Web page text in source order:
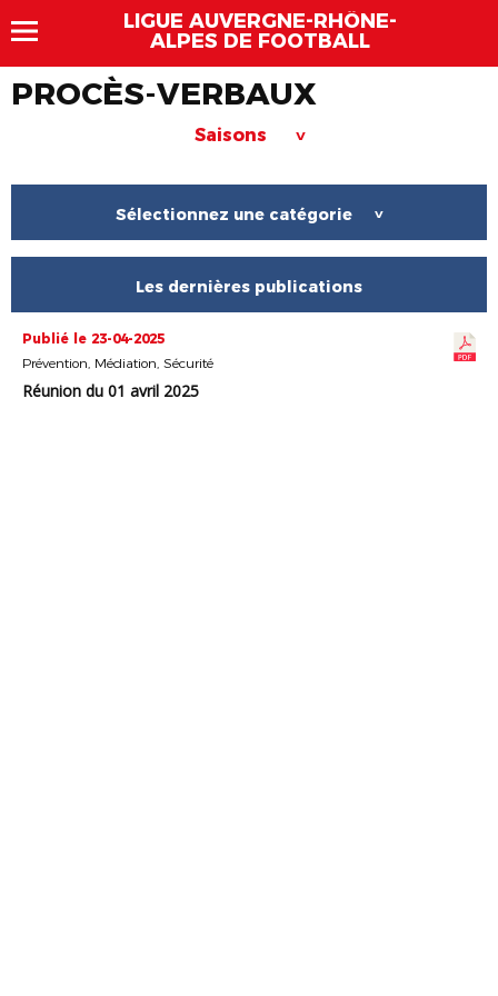
LIGUE AUVERGNE-RHÔNE-
ALPES DE FOOTBALL
PROCÈS-VERBAUX
Saisons >
Sélectionnez une catégorie >
Les dernières publications
Publié le 23-04-2025
Prévention, Médiation, Sécurité
Réunion du 01 avril 2025